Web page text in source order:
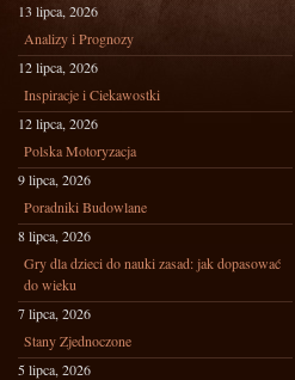
13 lipca, 2026
Analizy i Prognozy
12 lipca, 2026
Inspiracje i Ciekawostki
12 lipca, 2026
Polska Motoryzacja
9 lipca, 2026
Poradniki Budowlane
8 lipca, 2026
Gry dla dzieci do nauki zasad: jak dopasować
do wieku
7 lipca, 2026
Stany Zjednoczone
5 lipca, 2026